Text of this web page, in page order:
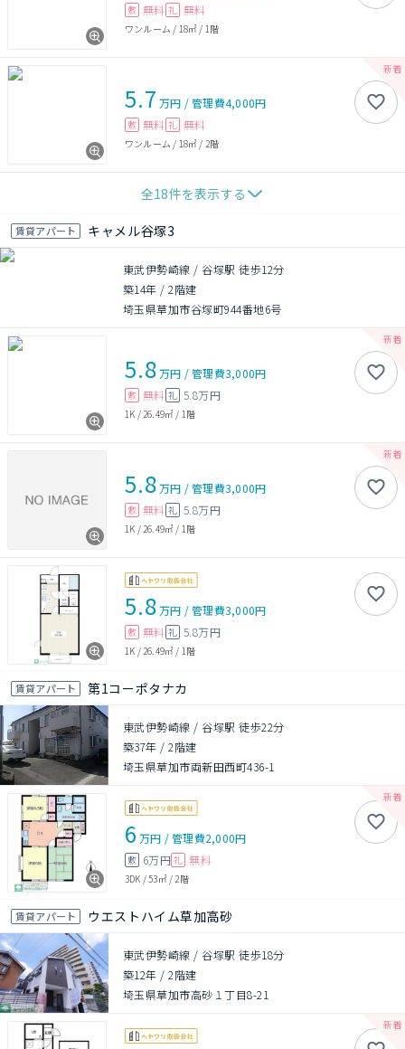
敷 無料 礼 無料
ワンルーム / 18㎡ / 1階
5.7 万円 /管理費4,000円
敷 無料 礼 無料
ワンルーム / 18㎡ / 2階
全18件を表示する
賃貸アパート キャメル谷塚3
東武伊勢崎線 / 谷塚駅 徒歩12分
築14年 /2階建
埼玉県草加市谷塚町944番地6号
5.8万円 /管理費3,000円
敷 無料 礼 5.8万円
1K / 26.49㎡ / 1階
5.8万円 /管理費3,000円
敷 無料 礼 5.8万円
1K / 26.49㎡ / 1階
5.8万円 /管理費3,000円
敷 無料 礼 5.8万円
1K /26.49㎡ / 1階
賃貸アパート 第1コーポタナカ
東武伊勢崎線 / 谷塚駅 徒歩22分
築37年 /2階建
埼玉県草加市両新田西町436-1
6 万円 /管理費2,000円
敷 6万円 礼 無料
3DK /53㎡/2階
賃貸アパート ウエストハイム草加高砂
東武伊勢崎線 / 谷塚駅 徒歩18分
築12年 /2階建
埼玉県草加市高砂１丁目8-21